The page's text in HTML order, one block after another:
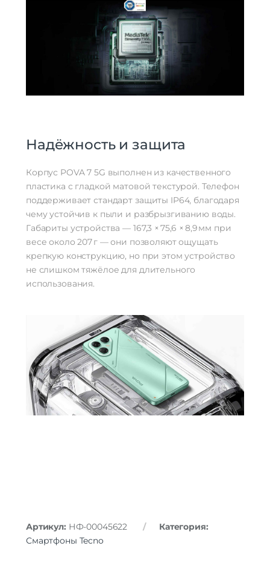
Надёжность и защита
Корпус POVA 7 5G выполнен из качественного
пластика с гладкой матовой текстурой. Телефон
поддерживает стандарт защиты IP64, благодаря
чему устойчив к пыли и разбрызгиванию воды.
Габариты устройства — 167,3 × 75,6 × 8,9 мм при
весе около 207 г — они позволяют ощущать
крепкую конструкцию, но при этом устройство
не слишком тяжёлое для длительного
использования.
Артикул: НФ-00045622
Категория:
Смартфоны Tecno